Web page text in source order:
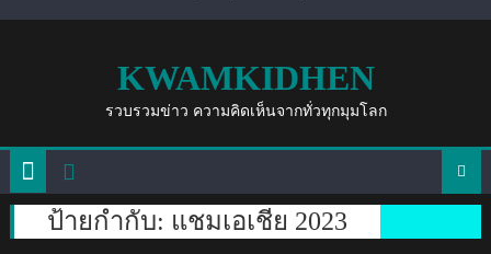
KWAMKIDHEN
รวบรวมข่าว ความคิดเห็นจากทั่วทุกมุมโลก
ป้ายกำกับ: แชมเอเชีย 2023